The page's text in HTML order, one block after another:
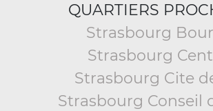
QUARTIERS
Strasbourg
Strasbourg
Strasbourg Cite
Strasbourg Conseil